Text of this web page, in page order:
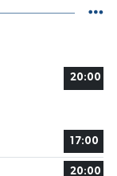
20:00
17:00
20:00